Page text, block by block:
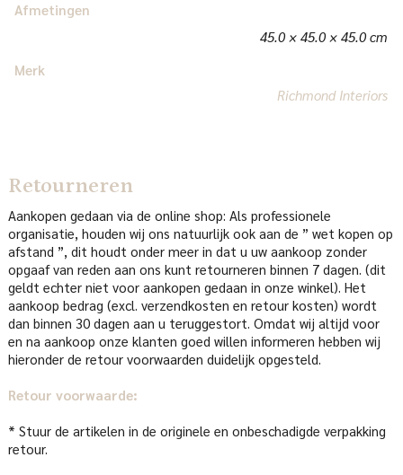
Afmetingen
45.0 × 45.0 × 45.0 cm
Merk
Richmond Interiors
Retourneren
Aankopen gedaan via de online shop: Als professionele
organisatie, houden wij ons natuurlijk ook aan de ” wet kopen op
afstand ”, dit houdt onder meer in dat u uw aankoop zonder
opgaaf van reden aan ons kunt retourneren binnen 7 dagen. (dit
geldt echter niet voor aankopen gedaan in onze winkel). Het
aankoop bedrag (excl. verzendkosten en retour kosten) wordt
dan binnen 30 dagen aan u teruggestort. Omdat wij altijd voor
en na aankoop onze klanten goed willen informeren hebben wij
hieronder de retour voorwaarden duidelijk opgesteld.
Retour voorwaarde:
* Stuur de artikelen in de originele en onbeschadigde verpakking
retour.